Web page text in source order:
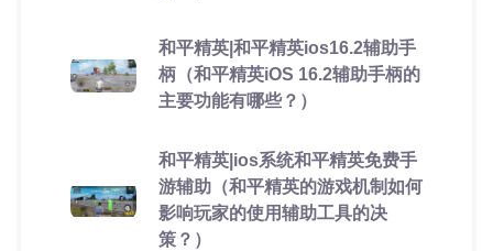
和平精英|和平精英ios16.2辅助手
柄（和平精英iOS 16.2辅助手柄的
主要功能有哪些？）
和平精英|ios系统和平精英免费手
游辅助（和平精英的游戏机制如何
影响玩家的使用辅助工具的决
策？）